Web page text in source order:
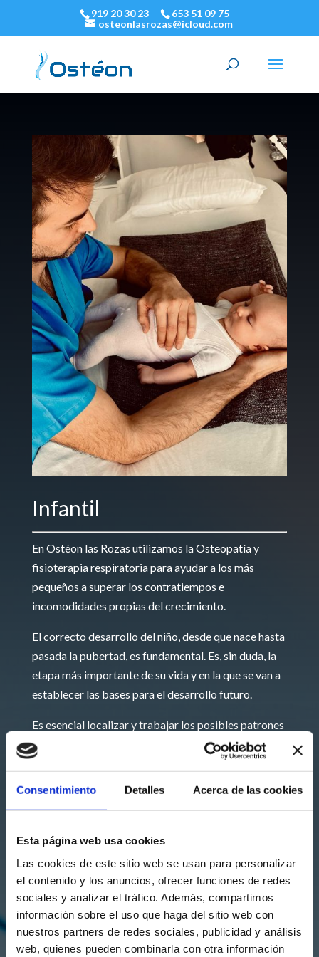
Consentimiento Detalles Acerca de las cookies
Esta página web usa cookies
Las cookies de este sitio web se usan para personalizar
el contenido y los anuncios, ofrecer funciones de redes
sociales y analizar el tráfico. Además, compartimos
información sobre el uso que haga del sitio web con
nuestros partners de redes sociales, publicidad y análisis
web, quienes pueden combinarla con otra información
919 20 30 23
653 51 09 75
osteonlasrozas@icloud.com
Infantil
En Ostéon las Rozas utilizamos la Osteopatía y
fisioterapia respiratoria para ayudar a los más
pequeños a superar los contratiempos e
incomodidades propias del crecimiento.
El correcto desarrollo del niño, desde que nace hasta
pasada la pubertad, es fundamental. Es, sin duda, la
etapa más importante de su vida y en la que se van a
establecer las bases para el desarrollo futuro.
Es esencial localizar y trabajar los posibles patrones
tensionales que pueden interferir en el correcto
crecimiento y desarrollo.
Los principales motivos de consulta son por cólicos,
reflujo, exceso de mocos y estreñimiento, en los que
también, mejora el bienestar de toda la familia y son
alteraciones que, en la gran mayoría de los casos,
tienen fácil solución. Pero hay muchas más cosas.
Te ofrecemos un servicio integral de fisioterapia y
osteopatía infantil para cubrir todas las necesidades